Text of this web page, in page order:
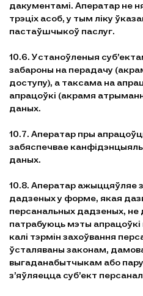
дакументамі. Аператар не
трэціх асоб, у тым ліку
пастаўшчыкоў паслуг.
10.6. Устаноўленыя
забароны на перадачу
доступу), а таксама на
апрацоўкі (акрамя
даных.
10.7. Аператар пры
забяспечвае
даных.
10.8. Аператар ажыццяўляе
дадзеных у форме, якая
персанальных дадзеных, не
патрабуюць мэты
калі тэрмін захоўвання
ўсталяваны законам,
выгаданабытчыкам або
з’яўляецца суб’ект